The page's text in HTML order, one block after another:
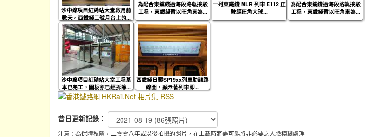
沙中線項目紅磡站大堂啟用前
數天，西鐵綫二號月台上的...
為配合東鐵綫過海段路軌接駁
工程，東鐵綫暫以旺角東為...
一列東鐵綫 MLR 列車 E112 正
駛經旺角大球...
為配合東鐵綫過海段路軌接駁
工程，東鐵綫暫以旺角東為...
沙中線項目紅磡站大堂工程基
本已完工，圍板亦已經拆除...
西鐵綫日製SP19xx列車動態路
線圖，顯示著列車即...
昔日更新記錄：
注意：為保障私隱，二零零八年或以後拍攝的照片，在上載時將盡可能將非必要之人臉模糊處理